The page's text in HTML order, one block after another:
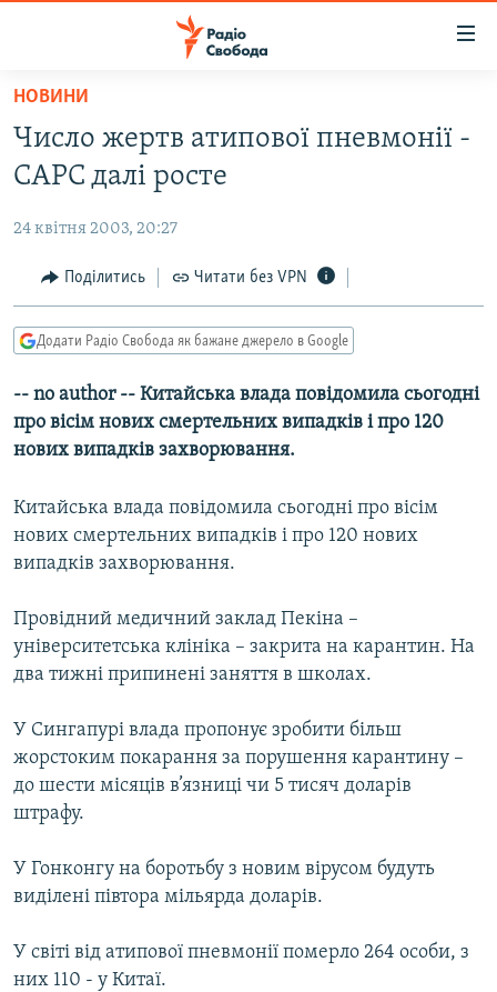
Перейти
основного
матеріалу
до
навігації
Перейти
до
ПОЛІТИКА
ЕКОНОМІКА
КУЛЬТУРА
СПОРТ
ВІЙНА
РОСІЙСЬКА «ФІЛЬТРАЦІЯ»
КРИМ.РЕАЛІЇ
ТИ ЯК?
СХЕМИ
МУЛЬТИМЕДІА
ФОТО
ПОДКАСТИ
РУС
УКР
КТАТ
ДОЛУЧАЙСЯ!
НОВИНИ
Число жертв атипової пневмонії -
САРС далі росте
24 квітня 2003, 20:27
Поділитись Читати без VPN
Додати Радіо Свобода як бажане джерело в Google
-- no author -- Китайська влада повідомила сьогодні
про вісім нових смертельних випадків і про 120
нових випадків захворювання.
Китайська влада повідомила сьогодні про вісім
нових смертельних випадків і про 120 нових
випадків захворювання.
Провідний медичний заклад Пекіна –
університетська клініка – закрита на карантин. На
два тижні припинені заняття в школах.
У Сингапурі влада пропонує зробити більш
жорстоким покарання за порушення карантину –
до шести місяців в’язниці чи 5 тисяч доларів
штрафу.
У Гонконгу на боротьбу з новим вірусом будуть
виділені півтора мільярда доларів.
У світі від атипової пневмонії померло 264 особи, з
них 110 - у Китаї.